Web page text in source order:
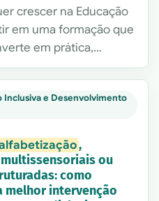
crescer na Educação
em uma formação que
em prática,
novas oportunidades,
três caminhos
e mostra como decidir
objetivos.
Inclusiva e Desenvolvimento
,
ou
como
melhor intervenção